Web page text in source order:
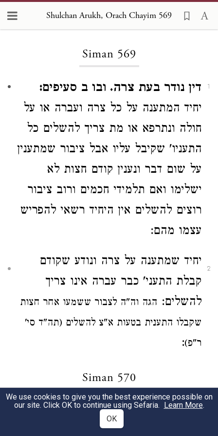
Shulchan Arukh, Orach Chayim 569
Siman 569
1
דין נודר בעת צרה. ובו ב סעיפים:
יחיד המתענה על כל צרה ועברה או על
חולה ונתרפא או מת צריך להשלים כל
התעניו' שקיבל עליו אבל ציבור שמתענין
על שום דבר ונענין קודם חצות לא
ישלימו ואם תלמידי חכמים ורוב ציבור
רוצים להשלים אין היחיד רשאי להפריש
עצמו מהם:
2 יחיד שמתענה על צרה ונודע שקודם
קבלת התעני' כבר עברה אינו צריך
להשלים: הגה וה"ה לצבור ששמעו אחר חצות
שקבלו התענית בטעות א"צ להשלים (תה"ד סי'
ר"פ):
Siman 570
חנוכה ופורים וימים שאין אומרים בהם
We use cookies to give you the best experience possible on
our site. Click OK to continue using Sefaria. Learn More.
OK